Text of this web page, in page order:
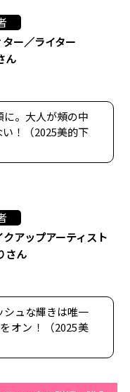
ー／ライター
ん
。大人が頰の中
！（2025美的下
アップアーティスト
さん
ュな輝きは唯一
オン！（2025美